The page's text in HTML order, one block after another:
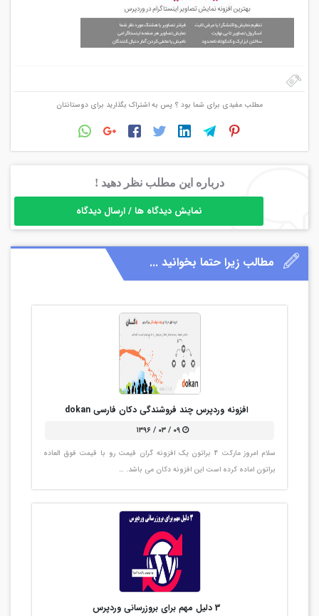
مطلب مفیدی برای شما بود ؟ پس به اشتراک بگذارید برای دوستانتان
درباره این مطلب نظر دهید !
نمایش دیدگاه ها / ارسال دیدگاه
مطالب زیرا حتما بخوانید ...
افزونه وردپرس چند فروشندگی دکان فارسی dokan
۰۹ / ۰۳ / ۱۳۹۶
سلام امروز مارکت 4 براتون یک افزونه گران قیمت رو با قیمت فوق العاده
براتون اماده کرده است این افزونه دکان می باشد. …
3 دلیل مهم برای بروزرسانی وردپرس